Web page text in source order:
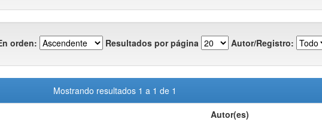
orden: Resultados por página Autor/Registro:
Mostrando resultados 1 a 1 de 1
Autor(es)